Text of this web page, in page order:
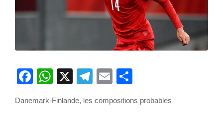
Facebook
WhatsApp
X Telegram
Email
Danemark-Finlande, les compositions probables